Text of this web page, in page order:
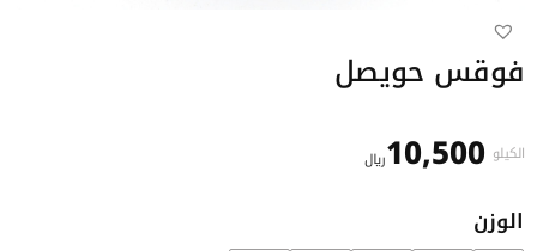
فوقس حويصل
الكيلو 10,500﷼
الوزن